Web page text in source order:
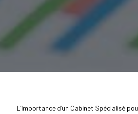
L’Importance d’un Cabinet Spécialisé